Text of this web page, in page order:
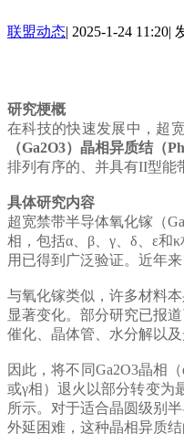
联盟动态| 2025-1-24 11:20|
研究梗概
在科技的快速发展中，超
（Ga2O3）晶相异质结（
排列有序的、并具有II型能
具体研究内容
超宽禁带半导体氧化镓（Ga
相，包括α、β、γ、δ、ε
用已得到广泛验证。近年
与氧化镓类似，许多材料
显著变化。部分研究已报
催化、晶体管、水分解以及
因此，将不同Ga2O3晶相
或γ相）退火以部分转变为
所示。对于适合晶圆级别
外延困难，这种晶相异质